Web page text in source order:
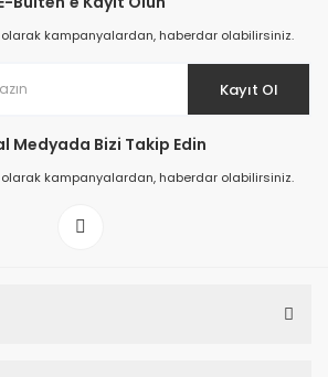
Tutkalı 500 gr
olarak kampanyalardan, haberdar olabilirsiniz.
Kayıt Ol
Medyada Bizi Takip Edin
olarak kampanyalardan, haberdar olabilirsiniz.